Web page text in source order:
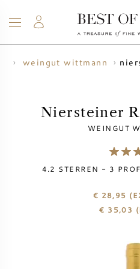
WIJN
NIEUW BINNEN
CHAMPAGNE
WHISKY
RUM
STERKE DRANK
SALE
WHISKY SALE
UW WIJN VERKOPEN
BLOG
OVER ONS
weingut wittmann
Niersteiner
WEINGUT
4.2 STERREN - 3
€ 28,95
€ 35,03